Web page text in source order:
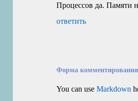
Процессов да. Памяти
ответить
Форма
You can useMarkdown